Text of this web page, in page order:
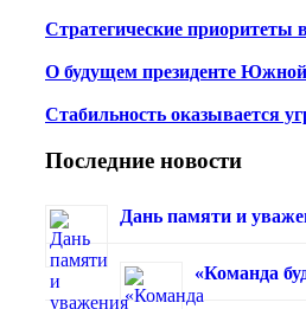
Стратегические приоритеты
О будущем президенте
Стабильность оказывается
Последние новости
Дань памяти и
«Команда